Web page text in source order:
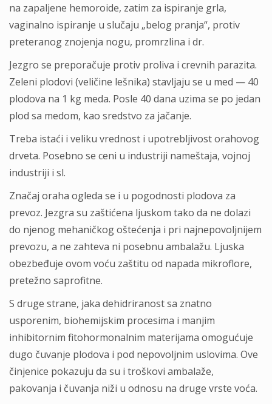
na zapaljene hemoroide, zatim za ispiranje grla,
vaginalno ispiranje u slučaju „belog pranja“, protiv
preteranog znojenja nogu, promrzlina i dr.
Jezgro se preporačuje protiv proliva i crevnih parazita.
Zeleni plodovi (veličine lešnika) stavljaju se u med — 40
plodova na 1 kg meda. Posle 40 dana uzima se po jedan
plod sa medom, kao sredstvo za jačanje.
Treba istaći i veliku vrednost i upotrebljivost orahovog
drveta. Posebno se ceni u industriji nameštaja, vojnoj
industriji i sl.
Značaj oraha ogleda se i u pogodnosti plodova za
prevoz. Jezgra su zaštićena ljuskom tako da ne dolazi
do njenog mehaničkog oštećenja i pri najnepovoljnijem
prevozu, a ne zahteva ni posebnu ambalažu. Ljuska
obezbeđuje ovom voću zaštitu od napada mikroflore,
pretežno saprofitne.
S druge strane, jaka dehidriranost sa znatno
usporenim, biohemijskim procesima i manjim
inhibitornim fitohormonalnim materijama omogućuje
dugo čuvanje plodova i pod nepovoljnim uslovima. Ove
činjenice pokazuju da su i troškovi ambalaže,
pakovanja i čuvanja niži u odnosu na druge vrste voća.